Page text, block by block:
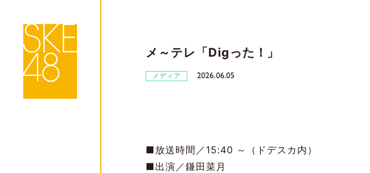
メ～テレ「Digった！」
メディア 2026.06.05
■放送時間／15:40 ～（ドデスカ内）
■出演／鎌田菜月